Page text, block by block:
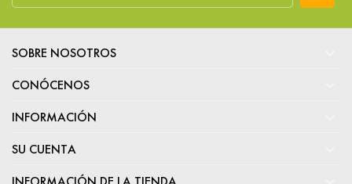
SOBRE NOSOTROS
CONÓCENOS
INFORMACIÓN
SU CUENTA
INFORMACIÓN DE LA TIENDA